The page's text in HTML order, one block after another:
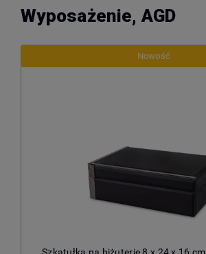
Wyposażenie, AGD
Nowość